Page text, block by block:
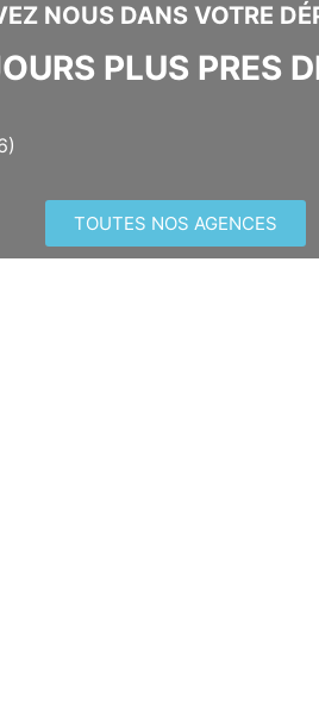
NOUS DANS VOTRE
PLUS PRES
TOUTES NOS AGENCES